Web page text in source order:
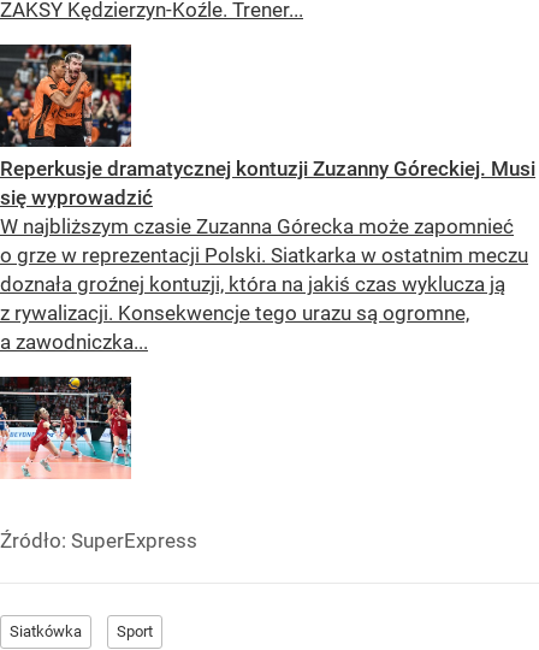
ZAKSY Kędzierzyn-Koźle. Trener...
Reperkusje dramatycznej kontuzji Zuzanny Góreckiej. Musi
się wyprowadzić
W najbliższym czasie Zuzanna Górecka może zapomnieć
o grze w reprezentacji Polski. Siatkarka w ostatnim meczu
doznała groźnej kontuzji, która na jakiś czas wyklucza ją
z rywalizacji. Konsekwencje tego urazu są ogromne,
a zawodniczka...
Źródło: SuperExpress
Siatkówka Sport